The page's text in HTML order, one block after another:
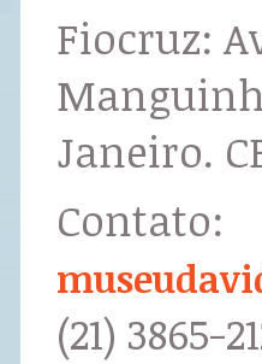
Fiocruz:
Janeiro.
Contato:
(21) 3865-